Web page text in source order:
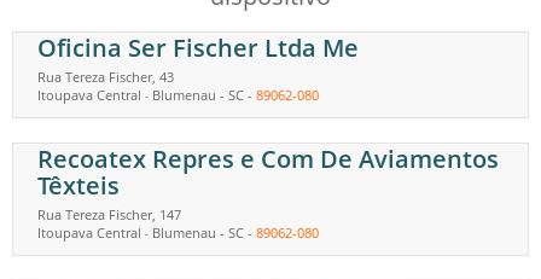
Oficina Ser Fischer Ltda Me
Rua Tereza Fischer, 43
Itoupava Central - Blumenau - SC - 89062-080
Recoatex Repres e Com De Aviamentos
Têxteis
Rua Tereza Fischer, 147
Itoupava Central - Blumenau - SC - 89062-080